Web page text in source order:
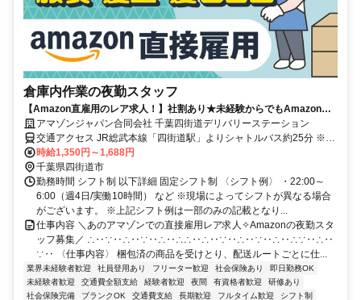
倉庫内作業の夜勤スタッフ
【Amazon直雇用のレア求人！】社割あり★未経験からでもAmazon正
社員に◎髪色自由◎福利厚生充実！長期で安定雇用可能！時給UP！
アマゾンジャパン合同会社 千葉四街道デリバリーステーション
交通アクセス JR総武本線「四街道駅」よりシャトルバス約25分 ※シ
ャトルバス運行あり ※自転車通勤可 ※車、バイク通勤可(申請が必要)
時給1,350円～1,688円
千葉県四街道市
勤務時間 シフト制 以下詳細 固定シフト制 〈シフト例〉 ・22:00～
6:00（週4日/実働10時間） など ※現場によってシフトが異なる場合
がございます。 ※上記シフト例は一部のみの記載となり...
仕事内容 ＼あのアマゾンでの直接雇用レア求人✧Amazonの夜勤スタ
ッフ募集／ ∴‥∵‥∴‥∵‥∴‥∴∴‥∴‥∵‥∴‥∵‥∴‥∴∵‥∴‥
∵‥ 〈仕事内容〉 梱包済の商品を受けとり、配送ルートごとに仕...
業界未経験者歓迎 社員登用あり フリーター歓迎 社会保険あり
即日勤務OK
未経験者歓迎
交通費全額支給 経験者歓迎 夜間 有資格者歓迎
研修あり
社会保険完備
ブランクOK 交通費支給 長期歓迎 フルタイム歓迎 シフト制